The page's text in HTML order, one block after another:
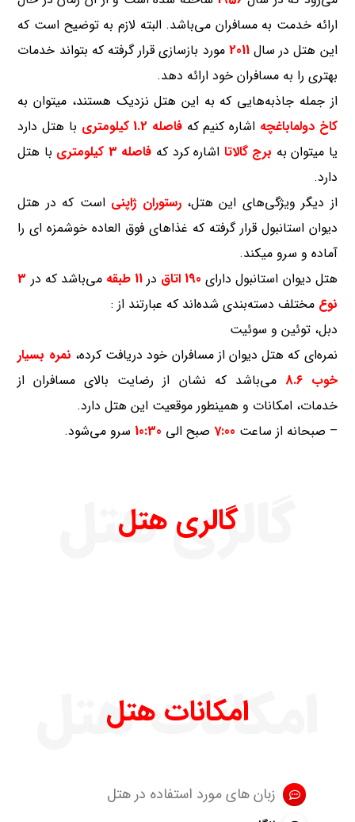
ارائه خدمت به مسافران می‌باشد. البته لازم به توضیح است که
این هتل در سال2011 مورد بازسازی قرار گرفته که بتواند خدمات
بهتری را به مسافران خود ارائه دهد.
از جمله جاذبه‌هایی که به این هتل نزدیک هستند، میتوان به
کاخ دولماباغچه اشاره کنیم که فاصله 1.2 کیلومتری
با هتل دارد
یا میتوان به برج گالاتا اشاره کرد که فاصله 3 کیلومتری
با هتل
دارد.
از دیگر ویژگی‌های این هتل،رستوران ژاپنی است که در هتل
دیوان استانبول قرار گرفته که غذاهای فوق العاده خوشمزه ای را
آماده و سرو میکند.
هتل دیوان استانبول دارای 190 اتاق در11 طبقه می‌باشد که در 3
نوع مختلف دسته‌بندی شده‌اند که عبارتند از :
دبل، توئین و سوئیت
نمره‌ای که هتل دیوان از مسافران خود دریافت کرده، نمره بسیار
خوب 8.6
می‌باشد که نشان از رضایت بالای مسافران از
خدمات، امکانات و همینطور موقعیت این هتل دارد.
– صبحانه از ساعت 7:00 صبح الی 10:30 سرو می‌شود.
گالری هتل
گالری هتل
امکانات هتل
امکانات هتل
زبان های مورد استفاده در هتل